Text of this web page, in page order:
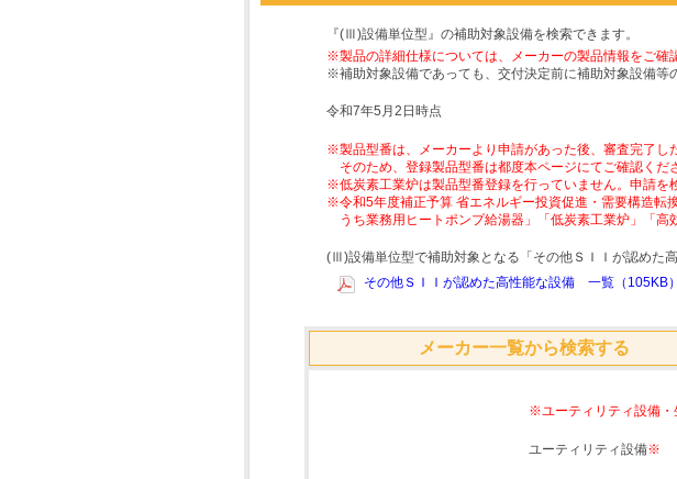
『(Ⅲ)設備単位型』の補助対象設備を検索できます。
※製品の詳細仕様については、メーカーの製品情報をご確
※補助対象設備であっても、交付決定前に補助対象設備等
令和7年5月2日時点
※製品型番は、メーカーより申請があった後、審査完了し
そのため、登録製品型番は都度本ページにてご確認くだ
※低炭素工業炉は製品型番登録を行っていません。申請を
※令和5年度補正予算 省エネルギー投資促進・需要構造
うち業務用ヒートポンプ給湯器」「低炭素工業炉」「
(Ⅲ)設備単位型で補助対象となる「その他ＳＩＩが認めた
その他ＳＩＩが認めた高性能な設備 一覧（105KB）
メーカー一覧から検索する
※ユーティリティ設備・
ユーティリティ設備※